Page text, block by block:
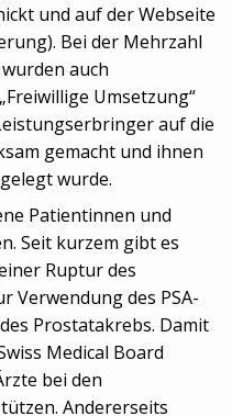
und auf der Webseite
Bei der Mehrzahl
auch
Umsetzung“
auf die
gemacht und ihnen
wurde.
Patientinnen und
Seit kurzem gibt es
Ruptur des
Verwendung des PSA-
Prostatakrebs. Damit
Medical Board
bei den
Andererseits